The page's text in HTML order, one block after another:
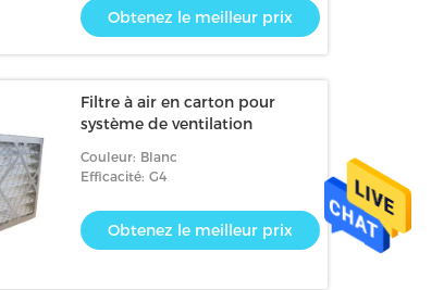
Obtenez le meilleur prix
Filtre à air en carton pour
système de ventilation
Couleur: Blanc
Efficacité: G4
Obtenez le meilleur prix